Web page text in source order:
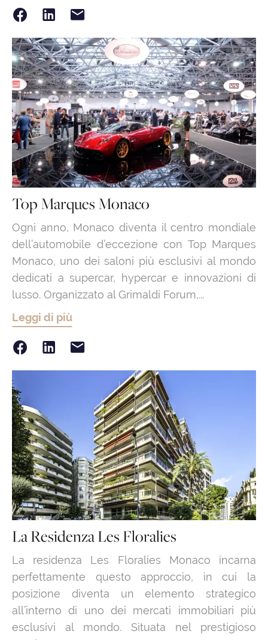
Top Marques Monaco
Ogni anno, Monaco diventa il centro mondiale
dell’automobile d’eccezione con Top Marques
Monaco, uno dei saloni più esclusivi al mondo
dedicati a supercar, hypercar e innovazioni di
lusso. Organizzato al Grimaldi Forum,...
Leggi di più
La Residenza Les Floralies
La residenza Les Floralies Monaco incarna
perfettamente questo approccio, in cui la
posizione diventa un elemento strategico
all’interno di uno dei mercati immobiliari più
esclusivi al mondo. Situata nel prestigioso